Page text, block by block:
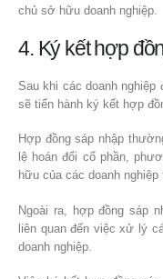
chủ sở hữu doanh nghiệp.
4. Ký kết hợp
Sau khi các doanh nghiệp
sẽ tiến hành ký kết hợp
Hợp đồng sáp nhập
lệ hoán đổi cổ phần,
hữu của các doanh nghiệp
Ngoài ra, hợp đồng sáp
liên quan đến việc xử lý
doanh nghiệp.